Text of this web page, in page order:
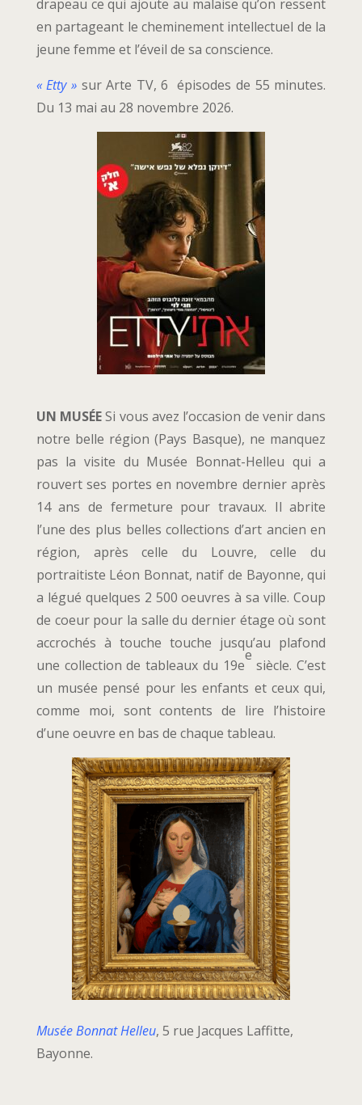
drapeau ce qui ajoute au malaise qu’on ressent
en partageant le cheminement intellectuel de la
jeune femme et l’éveil de sa conscience.
« Etty »sur Arte TV, 6 épisodes de 55 minutes.
Du 13 mai au 28 novembre 2026.
UN MUSÉESi vous avez l’occasion de venir dans
notre belle région (Pays Basque), ne manquez
pas la visite du Musée Bonnat-Helleu qui a
rouvert ses portes en novembre dernier après
14 ans de fermeture pour travaux. Il abrite
l’une des plus belles collections d’art ancien en
région, après celle du Louvre, celle du
portraitiste Léon Bonnat, natif de Bayonne, qui
a légué quelques 2 500 oeuvres à sa ville. Coup
de coeur pour la salle du dernier étage où sont
accrochés à touche touche jusqu’au plafond
une collection de tableaux du 19e
e
siècle. C’est
un musée pensé pour les enfants et ceux qui,
comme moi, sont contents de lire l’histoire
d’une oeuvre en bas de chaque tableau.
Musée Bonnat Helleu, 5 rue Jacques Laffitte,
Bayonne.